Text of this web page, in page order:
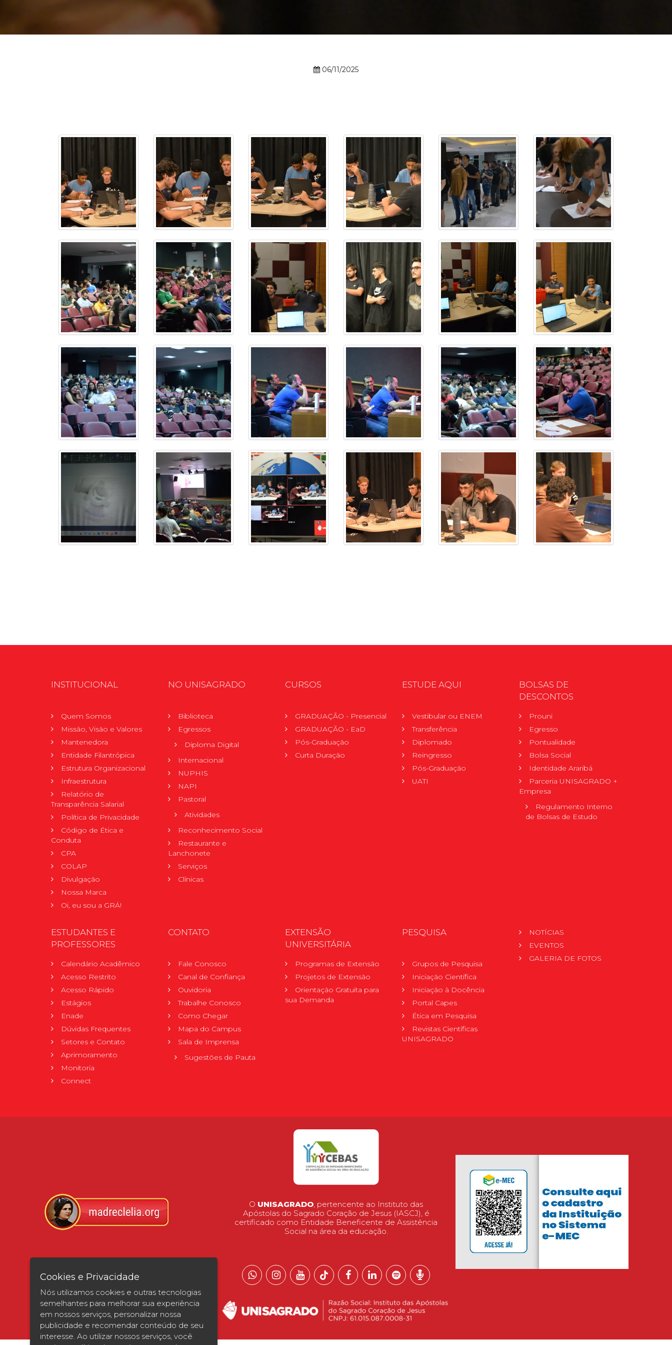
2ª Graduação Calendário acadêmico
Internacionalização
06/11/2025
INSTITUCIONAL
Quem Somos
Missão, Visão e Valores
Mantenedora
Entidade Filantrópica
Estrutura Organizacional
Infraestrutura
Relatório de
Transparência Salarial
Política de Privacidade
Código de Ética e
Conduta
CPA
COLAP
Divulgação
Nossa Marca
Oi, eu sou a GRÁ!
NO UNISAGRADO
Biblioteca
Egressos
Diploma Digital
Internacional
NUPHIS
NAPI
Pastoral
Atividades
Reconhecimento Social
Restaurante e
Lanchonete
Serviços
Clínicas
CURSOS
GRADUAÇÃO - Presencial
GRADUAÇÃO - EaD
Pós-Graduação
Curta Duração
ESTUDE AQUI
Vestibular ou ENEM
Transferência
Diplomado
Reingresso
Pós-Graduação
UATI
BOLSAS DE
DESCONTOS
Prouni
Egresso
Pontualidade
Bolsa Social
Identidade Araribá
Parceria UNISAGRADO +
Empresa
Regulamento Interno
de Bolsas de Estudo
ESTUDANTES E
PROFESSORES
Calendário Acadêmico
Acesso Restrito
Acesso Rápido
Estágios
Enade
Dúvidas Frequentes
Setores e Contato
Aprimoramento
Monitoria
Connect
CONTATO
Fale Conosco
Canal de Confiança
Ouvidoria
Trabalhe Conosco
Como Chegar
Mapa do Campus
Sala de Imprensa
Sugestões de Pauta
EXTENSÃO
UNIVERSITÁRIA
Programas de Extensão
Projetos de Extensão
Orientação Gratuita para
sua Demanda
PESQUISA
Grupos de Pesquisa
Iniciação Científica
Iniciação à Docência
Portal Capes
Ética em Pesquisa
Revistas Científicas
UNISAGRADO
NOTÍCIAS
EVENTOS
GALERIA DE FOTOS
Verificada por
O UNISAGRADO, pertencente ao Instituto das
Apóstolas do Sagrado Coração de Jesus (IASCJ), é
certificado como Entidade Beneficente de Assistência
Social na área da educação.
Cookies e Privacidade
Nós utilizamos cookies e outras tecnologias
semelhantes para melhorar sua experiência
em nossos serviços, personalizar nossa
publicidade e recomendar conteúdo de seu
interesse. Ao utilizar nossos serviços, você